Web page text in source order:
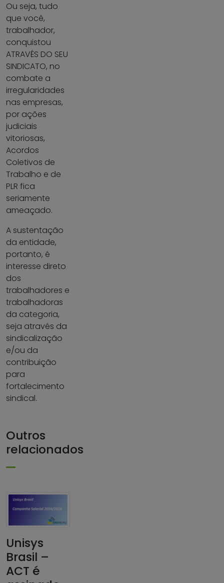
Ou seja, tudo
que você,
trabalhador,
conquistou
ATRAVÉS DO SEU
SINDICATO, no
combate a
irregularidades
nas empresas,
por ações
judiciais
vitoriosas,
Acordos
Coletivos de
Trabalho e de
PLR fica
seriamente
ameaçado.
A sustentação
da entidade,
portanto, é
interesse direto
dos
trabalhadores e
trabalhadoras
da categoria,
seja através da
sindicalização
e/ou da
contribuição
para
fortalecimento
sindical.
Outros
relacionados
Unisys
Brasil –
ACT é